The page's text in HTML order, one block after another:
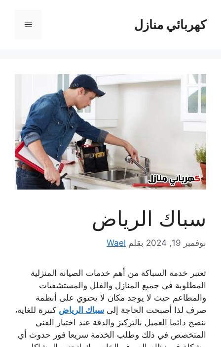
المحتوىكهربائي منازل القائمة
سباك الرياض
نوفمبر 19, 2024 بقلم Wael
تعتبر خدمة السباكة من أهم خدمات الصيانة المنزلية
المطلوبة في جميع المنازل والفلل والمستشفيات
والمطاعم حيث لا يوجد مكان لا يحتوي على أنظمة
صرف لذا أصبحت الحاجة إلى سباك الرياض كبيرة للغاية،
ننصح دائما العميل بالتركيز والدقة عند اختيار الفني
المتخصص في ذلك وطلب الخدمة سريعا فور حدوث أي